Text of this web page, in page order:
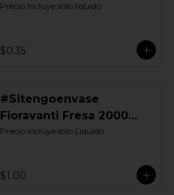
Retornable
Precio incluye solo líquido
$0.35
#Sitengoenvase
Fioravanti Fresa 2000
ML. Retornable
Precio incluye solo Liquido
$1.00